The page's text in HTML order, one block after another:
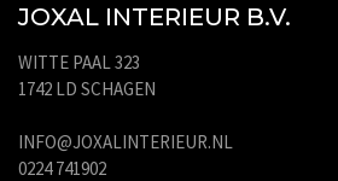
JOXAL INTERIEUR B.V.
WITTE PAAL 323
1742 LD SCHAGEN
INFO@JOXALINTERIEUR.NL
0224 741902